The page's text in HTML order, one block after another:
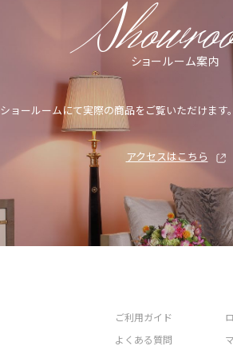
ショールーム案内
ショールームにて実際の商品をご覧いただけます。
アクセスはこちら
ご利用ガイド
よくある質問